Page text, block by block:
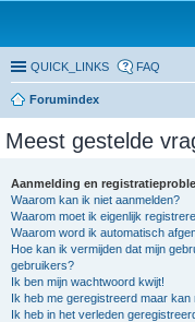
QUICK_LINKS FAQ
Forumindex
Meest gestelde
Aanmelding en
Waarom kan ik niet aanmelden?
Waarom moet ik eigenlijk
Waarom word ik automatisch
Hoe kan ik vermijden dat mijn
gebruikers?
Ik ben mijn wachtwoord kwijt!
Ik heb me geregistreerd maar kan
Ik heb in het verleden